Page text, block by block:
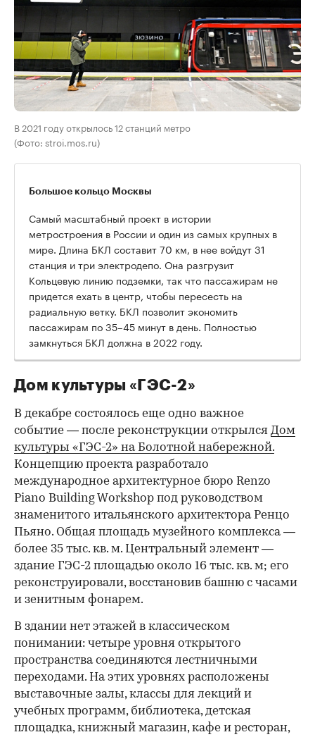
В 2021 году открылось 12 станций метро
(Фото: stroi.mos.ru)
Большое кольцо Москвы
Самый масштабный проект в истории
метростроения в России и один из самых крупных в
мире. Длина БКЛ составит 70 км, в нее войдут 31
станция и три электродепо. Она разгрузит
Кольцевую линию подземки, так что пассажирам не
придется ехать в центр, чтобы пересесть на
радиальную ветку. БКЛ позволит экономить
пассажирам по 35–45 минут в день. Полностью
замкнуться БКЛ должна в 2022 году.
Дом культуры «ГЭС-2»
В декабре состоялось еще одно важное
событие — после реконструкции открылся Дом
культуры «ГЭС-2» на Болотной набережной.
Концепцию проекта разработало
международное архитектурное бюро Renzo
Piano Building Workshop под руководством
знаменитого итальянского архитектора Ренцо
Пьяно. Общая площадь музейного комплекса —
более 35 тыс. кв. м. Центральный элемент —
здание ГЭС-2 площадью около 16 тыс. кв. м; его
реконструировали, восстановив башню с часами
и зенитным фонарем.
В здании нет этажей в классическом
понимании: четыре уровня открытого
пространства соединяются лестничными
переходами. На этих уровнях расположены
выставочные залы, классы для лекций и
учебных программ, библиотека, детская
площадка, книжный магазин, кафе и ресторан,